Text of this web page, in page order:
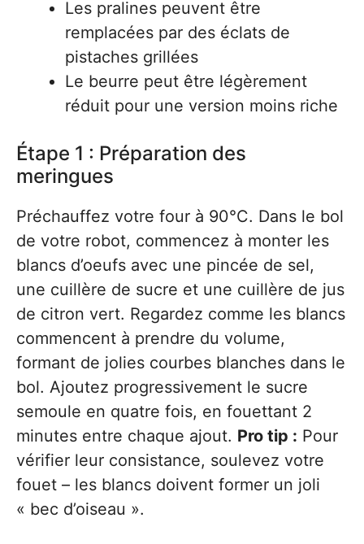
Les pralines peuvent être
remplacées par des éclats de
pistaches grillées
Le beurre peut être légèrement
réduit pour une version moins riche
Étape 1 : Préparation des
meringues
Préchauffez votre four à 90°C. Dans le bol
de votre robot, commencez à monter les
blancs d’oeufs avec une pincée de sel,
une cuillère de sucre et une cuillère de jus
de citron vert. Regardez comme les blancs
commencent à prendre du volume,
formant de jolies courbes blanches dans le
bol. Ajoutez progressivement le sucre
semoule en quatre fois, en fouettant 2
minutes entre chaque ajout. Pro tip : Pour
vérifier leur consistance, soulevez votre
fouet – les blancs doivent former un joli
« bec d’oiseau ».